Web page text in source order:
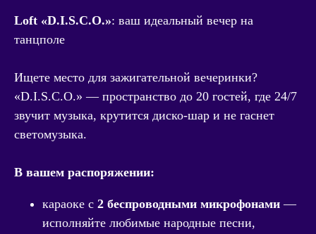
Loft «D.I.S.C.O.»: ваш идеальный вечер на
танцполе
Ищете место для зажигательной вечеринки?
«D.I.S.C.O.» — пространство до 20 гостей, где 24/7
звучит музыка, крутится диско-шар и не гаснет
светомузыка.
В вашем распоряжении:
караоке с 2 беспроводными микрофонами—
исполняйте любимые народные песни,